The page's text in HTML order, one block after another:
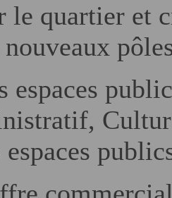
le quartier et
espaces